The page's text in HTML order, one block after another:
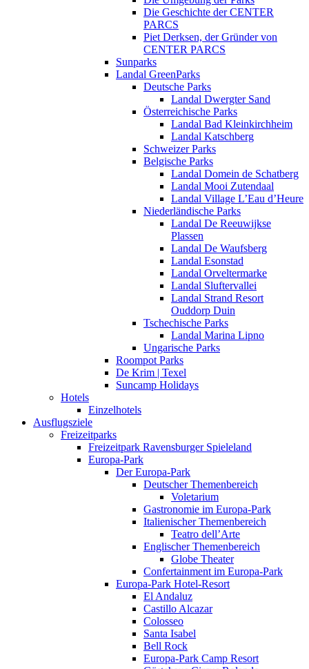
Die Geschichte der CENTER
PARCS
Piet Derksen, der Gründer von
CENTER PARCS
Sunparks
Landal GreenParks
Deutsche Parks
Landal Dwergter Sand
Österreichische Parks
Landal Bad Kleinkirchheim
Landal Katschberg
Schweizer Parks
Belgische Parks
Landal Domein de Schatberg
Landal Mooi Zutendaal
Landal Village L’Eau d’Heure
Niederländische Parks
Landal De Reeuwijkse
Plassen
Landal De Waufsberg
Landal Esonstad
Landal Orveltermarke
Landal Sluftervallei
Landal Strand Resort
Ouddorp Duin
Tschechische Parks
Landal Marina Lipno
Ungarische Parks
Roompot Parks
De Krim | Texel
Suncamp Holidays
Hotels
Einzelhotels
Ausflugsziele
Freizeitparks
Freizeitpark Ravensburger Spieleland
Europa-Park
Der Europa-Park
Deutscher Themenbereich
Voletarium
Gastronomie im Europa-Park
Italienischer Themenbereich
Teatro dell’Arte
Englischer Themenbereich
Globe Theater
Confertainment im Europa-Park
Europa-Park Hotel-Resort
El Andaluz
Castillo Alcazar
Colosseo
Santa Isabel
Bell Rock
Europa-Park Camp Resort